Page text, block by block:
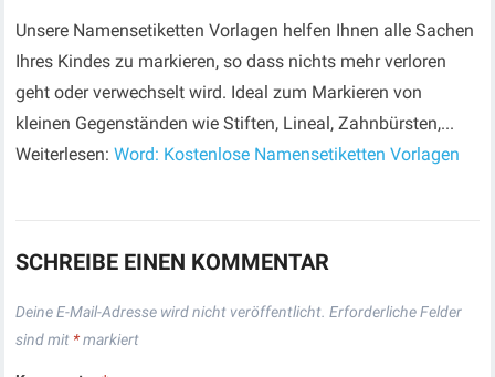
Unsere Namensetiketten Vorlagen helfen Ihnen alle Sachen
Ihres Kindes zu markieren, so dass nichts mehr verloren
geht oder verwechselt wird. Ideal zum Markieren von
kleinen Gegenständen wie Stiften, Lineal, Zahnbürsten,...
Weiterlesen:Word: Kostenlose Namensetiketten Vorlagen
SCHREIBE EINEN KOMMENTAR
Deine E-Mail-Adresse wird nicht veröffentlicht. Erforderliche Felder
sind mit *markiert